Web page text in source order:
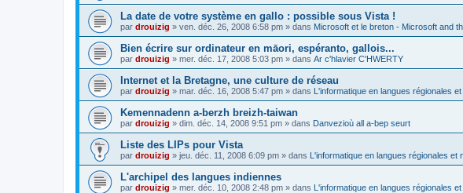
La date de votre système en gallo : possible sous Vista !
par drouizig » ven. déc. 26, 2008 6:58 pm » dans Microsoft et le breton - Microsoft and
Bien écrire sur ordinateur en māori, espéranto, gallois...
par drouizig » mer. déc. 17, 2008 5:03 pm » dans Ar c'hlavier C'HWERTY
Internet et la Bretagne, une culture de réseau
par drouizig » mar. déc. 16, 2008 5:47 pm » dans L'informatique en langues régionales
Kemennadenn a-berzh breizh-taiwan
par drouizig » dim. déc. 14, 2008 9:51 pm » dans Danvezioù all a-bep seurt
Liste des LIPs pour Vista
par drouizig » jeu. déc. 11, 2008 6:09 pm » dans L'informatique en langues régionales et
L'archipel des langues indiennes
par drouizig » mer. déc. 10, 2008 2:48 pm » dans L'informatique en langues régionales